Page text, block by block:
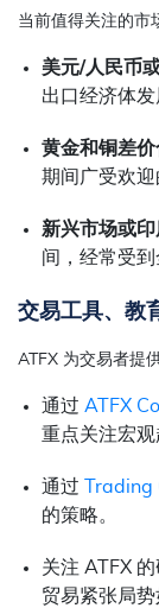
当前值得关注的市
美元/人民币
出口经济体发
黄金和铜差价
期间广受欢迎
新兴市场或印
间，经常受
交易工具、教
ATFX 为交易者提
通过 ATFX
重点关注宏观
通过 Trading
的策略。
关注 ATFX
贸易紧张局势